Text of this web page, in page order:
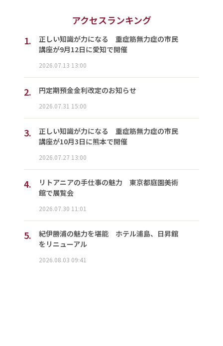
アクセスランキング
1.
正しい知識が力になる 重症筋無力症の市民
講座が9月12日に愛知で開催
2026.07.13 13:00
2. 円定期預金金利改定のお知らせ
2026.07.31 15:00
3.
正しい知識が力になる 重症筋無力症の市民
講座が10月3日に熊本で開催
2026.07.27 13:00
4.
リトアニアの手仕事の魅力 東京都庭園美術
館で展覧会
2026.07.30 11:01
5.
紀伊勝浦の魅力を堪能 ホテル浦島、日昇館
をリニューアル
2026.08.03 09:41